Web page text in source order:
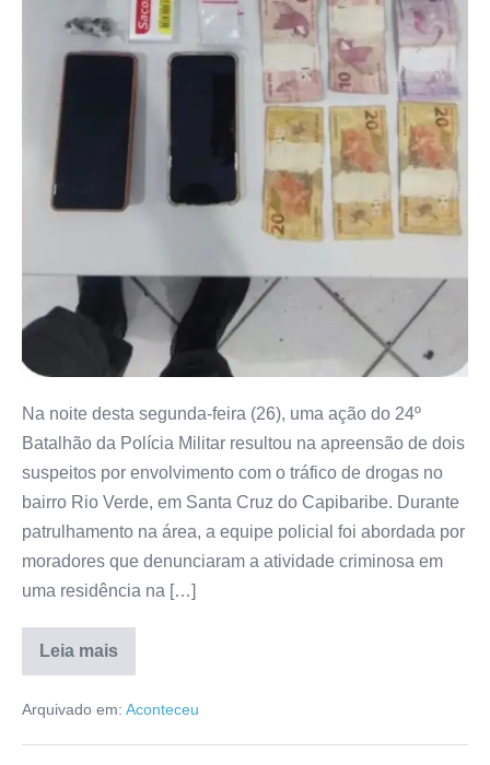
Na noite desta segunda-feira (26), uma ação do 24º
Batalhão da Polícia Militar resultou na apreensão de dois
suspeitos por envolvimento com o tráfico de drogas no
bairro Rio Verde, em Santa Cruz do Capibaribe. Durante
patrulhamento na área, a equipe policial foi abordada por
moradores que denunciaram a atividade criminosa em
uma residência na […]
Leia mais
Arquivado em: Aconteceu